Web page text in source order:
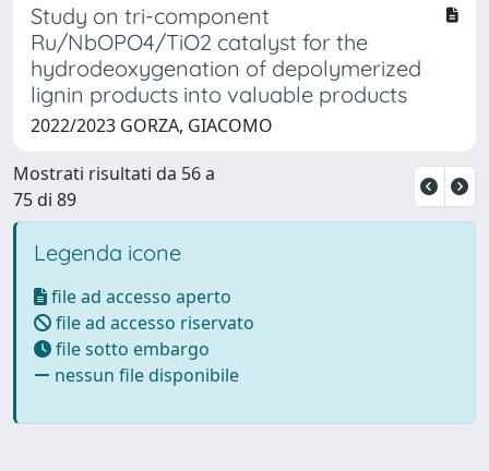
Study on tri-component
Ru/NbOPO4/TiO2 catalyst for the
hydrodeoxygenation of depolymerized
lignin products into valuable products
2022/2023 GORZA, GIACOMO
Mostrati risultati da 56 a
75 di 89
Legenda icone
file ad accesso aperto
file ad accesso riservato
file sotto embargo
nessun file disponibile